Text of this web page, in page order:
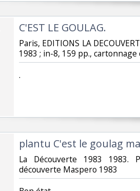
‎C'EST LE GOULAG. ‎
‎Paris, EDITIONS LA
1983 ; in-8, 159 pp.,
‎.‎
‎plantu C'est le goulag
‎La Découverte 1983 1983.
découverte Maspero 1983‎